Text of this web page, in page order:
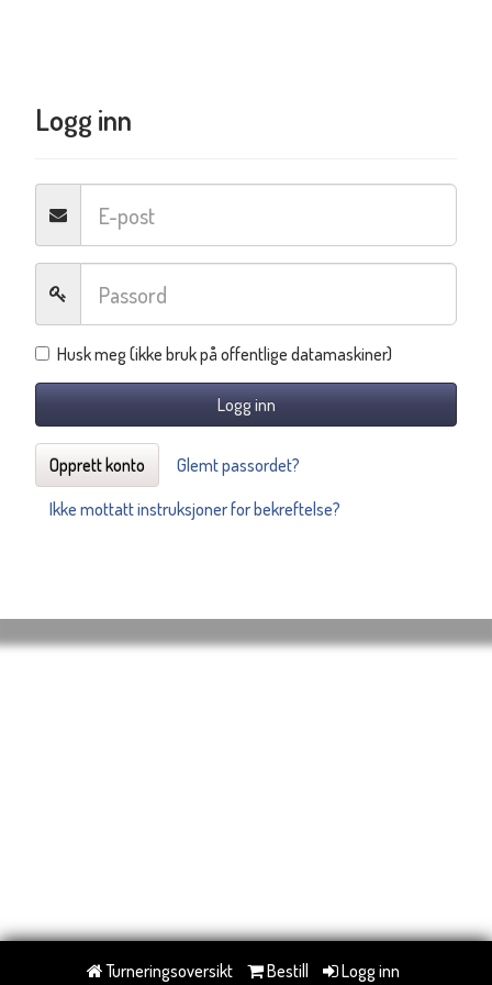
Logg inn
Husk meg (ikke bruk på offentlige datamaskiner)
Logg inn
Opprett konto
Glemt passordet?
Ikke mottatt instruksjoner for bekreftelse?
Turneringsoversikt Bestill Logg inn